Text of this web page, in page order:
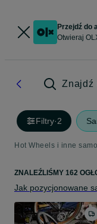
Przejdź do
Otwieraj
Znajdź
Filtry·2
Hot Wheels i inne
ZNALEŹLIŚMY 162
Jak pozycjonowane